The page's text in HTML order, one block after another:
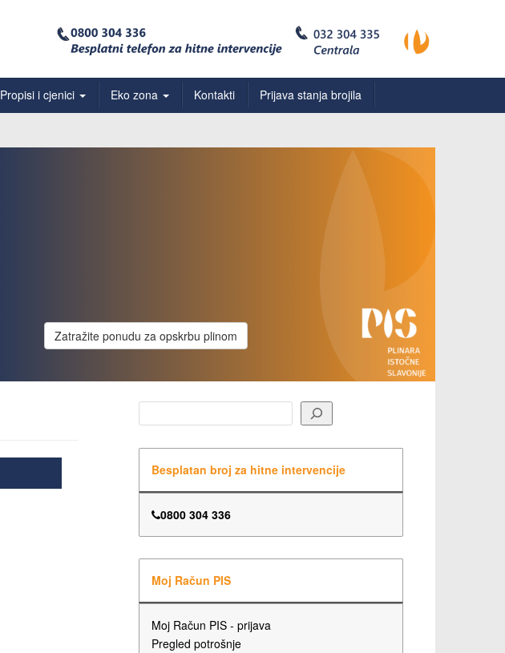
Propisi i cjenici Eko zona Kontakti Prijava stanja brojila
Zatražite ponudu za opskrbu plinom
Besplatan broj za hitne intervencije
0800 304 336
Moj Račun PIS
Moj Račun PIS - prijava
Pregled potrošnje